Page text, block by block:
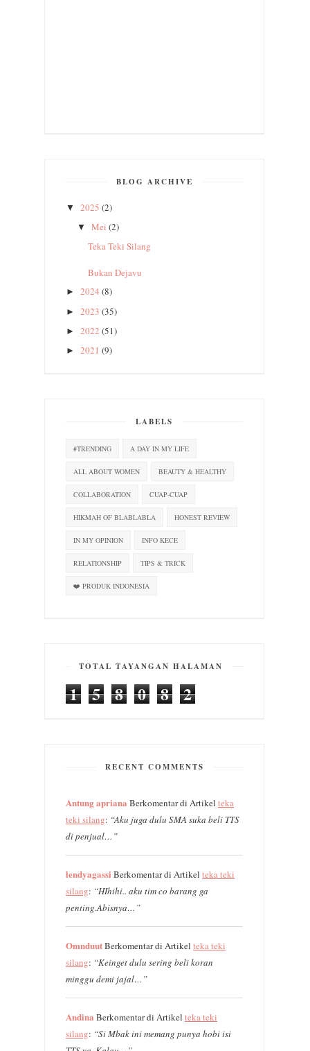
BLOG ARCHIVE
▼ 2025 (2)
▼ Mei (2)
Teka Teki Silang
Bukan Dejavu
► 2024 (8)
► 2023 (35)
► 2022 (51)
► 2021 (9)
LABELS
#TRENDING A DAY IN MY LIFE
ALL ABOUT WOMEN BEAUTY & HEALTHY
COLLABORATION CUAP-CUAP
HIKMAH OF BLABLABLA HONEST REVIEW
IN MY OPINION INFO KECE
RELATIONSHIP TIPS & TRICK
❤️ PRODUK INDONESIA
TOTAL TAYANGAN HALAMAN
1 5 8 0 8 2
RECENT COMMENTS
Antung apriana Berkomentar di Artikel teka
teki silang: “Aku juga dulu SMA suka beli TTS
di penjual…”
lendyagassi Berkomentar di Artikel teka teki
silang: “HIhihi.. aku tim co barang ga
penting.Abisnya…”
OmnduutBerkomentar di Artikel teka teki
silang: “Keinget dulu sering beli koran
minggu demi jajal…”
Andina Berkomentar di Artikel teka teki
silang: “Si Mbak ini memang punya hobi isi